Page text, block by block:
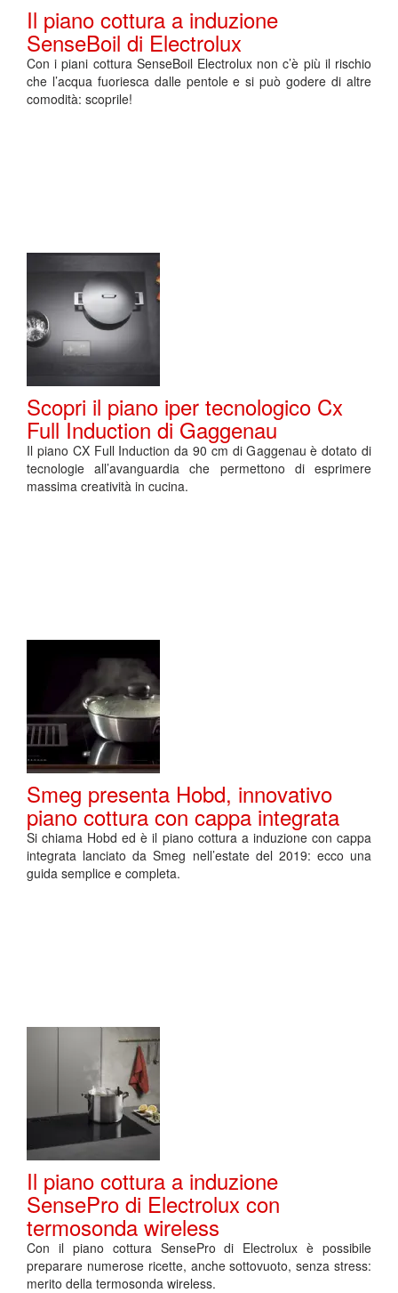
Il piano cottura a induzione
SenseBoil di Electrolux
Con i piani cottura SenseBoil Electrolux non c’è più il rischio
che l’acqua fuoriesca dalle pentole e si può godere di altre
comodità: scoprile!
Scopri il piano iper tecnologico Cx
Full Induction di Gaggenau
Il piano CX Full Induction da 90 cm di Gaggenau è dotato di
tecnologie all’avanguardia che permettono di esprimere
massima creatività in cucina.
Smeg presenta Hobd, innovativo
piano cottura con cappa integrata
Si chiama Hobd ed è il piano cottura a induzione con cappa
integrata lanciato da Smeg nell’estate del 2019: ecco una
guida semplice e completa.
Il piano cottura a induzione
SensePro di Electrolux con
termosonda wireless
Con il piano cottura SensePro di Electrolux è possibile
preparare numerose ricette, anche sottovuoto, senza stress:
merito della termosonda wireless.